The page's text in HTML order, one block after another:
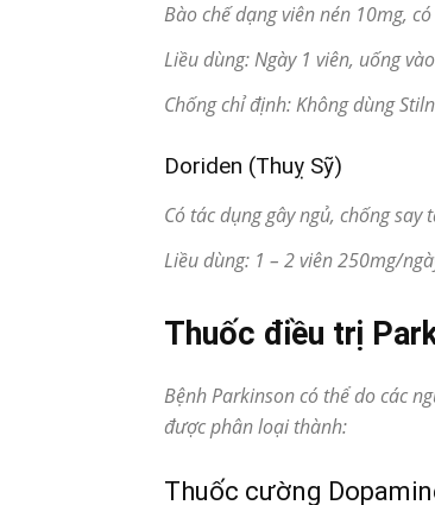
Bào chế dạng viên nén 10mg,
Liều dùng: Ngày 1 viên, uống
Chống chỉ định: Không dùng
Doriden (Thuỵ Sỹ)
Có tác dụng gây ngủ, chống say
Liều dùng: 1 – 2 viên 250mg/
Thuốc điều trị
Bệnh Parkinson có thể do các
được phân loại thành:
Thuốc cường